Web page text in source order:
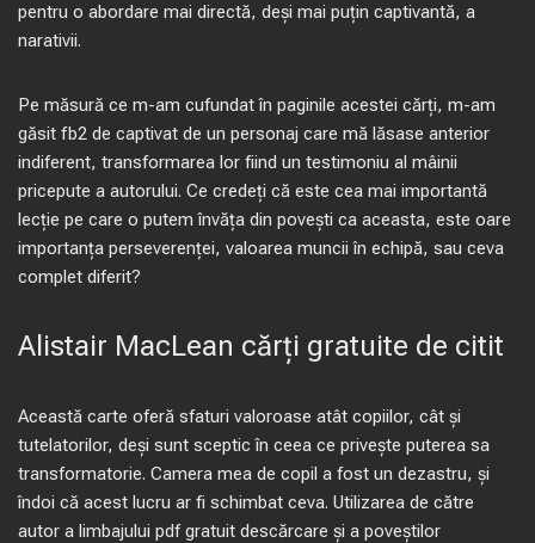
pentru o abordare mai directă, deși mai puțin captivantă, a
narativii.
Pe măsură ce m-am cufundat în paginile acestei cărți, m-am
găsit fb2 de captivat de un personaj care mă lăsase anterior
indiferent, transformarea lor fiind un testimoniu al mâinii
pricepute a autorului. Ce credeți că este cea mai importantă
lecție pe care o putem învăța din povești ca aceasta, este oare
importanța perseverenței, valoarea muncii în echipă, sau ceva
complet diferit?
Alistair MacLean cărți gratuite de citit
Această carte oferă sfaturi valoroase atât copiilor, cât și
tutelatorilor, deși sunt sceptic în ceea ce privește puterea sa
transformatorie. Camera mea de copil a fost un dezastru, și
îndoi că acest lucru ar fi schimbat ceva. Utilizarea de către
autor a limbajului pdf gratuit descărcare și a poveștilor